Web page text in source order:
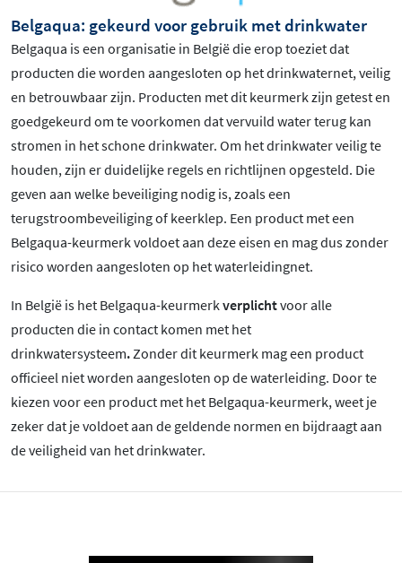
Belgaqua: gekeurd voor gebruik met drinkwater
Belgaqua is een organisatie in België die erop toeziet dat
producten die worden aangesloten op het drinkwaternet, veilig
en betrouwbaar zijn. Producten met dit keurmerk zijn getest en
goedgekeurd om te voorkomen dat vervuild water terug kan
stromen in het schone drinkwater. Om het drinkwater veilig te
houden, zijn er duidelijke regels en richtlijnen opgesteld. Die
geven aan welke beveiliging nodig is, zoals een
terugstroombeveiliging of keerklep. Een product met een
Belgaqua-keurmerk voldoet aan deze eisen en mag dus zonder
risico worden aangesloten op het waterleidingnet.
In België is het Belgaqua-keurmerkverplichtvoor alle
producten die in contact komen met het
drinkwatersysteem. Zonder dit keurmerk mag een product
officieel niet worden aangesloten op de waterleiding. Door te
kiezen voor een product met het Belgaqua-keurmerk, weet je
zeker dat je voldoet aan de geldende normen en bijdraagt aan
de veiligheid van het drinkwater.